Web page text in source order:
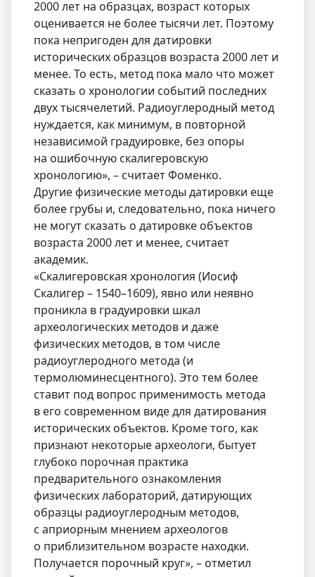
2000 лет на образцах, возраст которых
оценивается не более тысячи лет. Поэтому
пока непригоден для датировки
исторических образцов возраста 2000 лет и
менее. То есть, метод пока мало что может
сказать о хронологии событий последних
двух тысячелетий. Радиоуглеродный метод
нуждается, как минимум, в повторной
независимой градуировке, без опоры
на ошибочную скалигеровскую
хронологию», – считает Фоменко.
Другие физические методы датировки еще
более грубы и, следовательно, пока ничего
не могут сказать о датировке объектов
возраста 2000 лет и менее, считает
академик.
«Скалигеровская хронология (Иосиф
Скалигер – 1540–1609), явно или неявно
проникла в градуировки шкал
археологических методов и даже
физических методов, в том числе
радиоуглеродного метода (и
термолюминесцентного). Это тем более
ставит под вопрос применимость метода
в его современном виде для датирования
исторических объектов. Кроме того, как
признают некоторые археологи, бытует
глубоко порочная практика
предварительного ознакомления
физических лабораторий, датирующих
образцы радиоуглеродным методов,
с априорным мнением археологов
о приблизительном возрасте находки.
Получается порочный круг», – отметил